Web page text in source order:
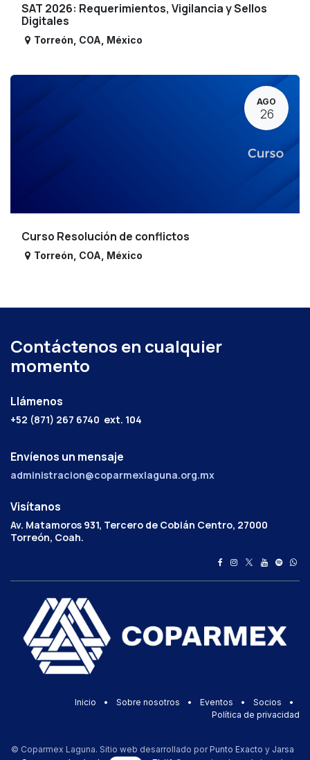
SAT 2026: Requerimientos, Vigilancia y Sellos
Digitales
Torreón COA México
AGO
26
Curso Resolución de conflictos
Torreón COA México
Contáctenos en cualquier
momento
Llámenos
+52 (871) 267 6740 ext. 104
Envíenos un mensaje
administracion@coparmexlaguna.org.mx
Visítanos
Av. Matamoros 931, Tercero de Cobián Centro, 27000
Torreón, Coah.
Inicio • Sobre nosotros • Eventos • Socios
•
Política de privacidad
© Coparmex Laguna. Sitio web desarrollado por Punto Exacto y Jarsa